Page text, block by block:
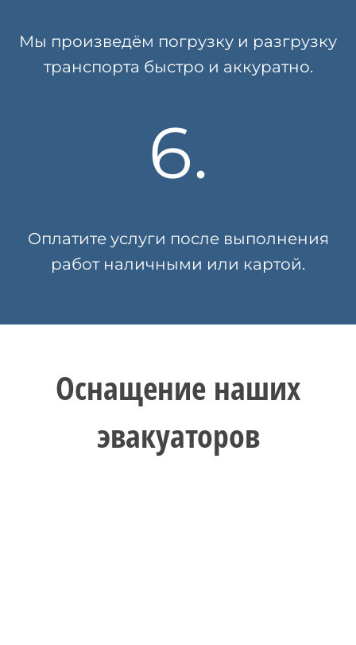
Мы произведём погрузку и разгрузку
транспорта быстро и аккуратно.
6.
Оплатите услуги после выполнения
работ наличными или картой.
Оснащение наших
эвакуаторов